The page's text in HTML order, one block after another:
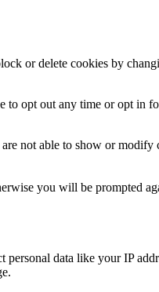
or delete cookies by
opt out any time or opt in
not able to show or modify
you will be prompted
data like your IP